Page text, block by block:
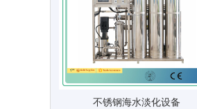
不锈钢海水淡化设备